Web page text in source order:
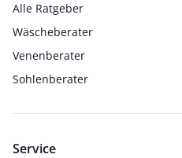
Alle Ratgeber
Wäscheberater
Venenberater
Sohlenberater
Service